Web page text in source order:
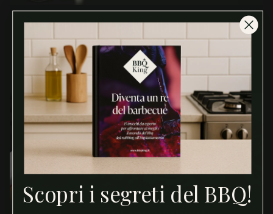
Stinchi di maiale alla birra
PORK RUB
Scopri i segreti del BBQ!